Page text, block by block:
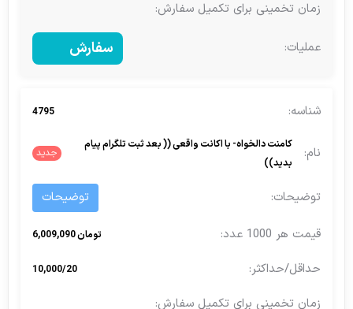
سفارش
4795
کامنت دالخواه- با اکانت واقعی (( بعد ثبت تلگرام پیام
بدید))
جدید
توضیحات
تومان 6,009,090
10,000/20